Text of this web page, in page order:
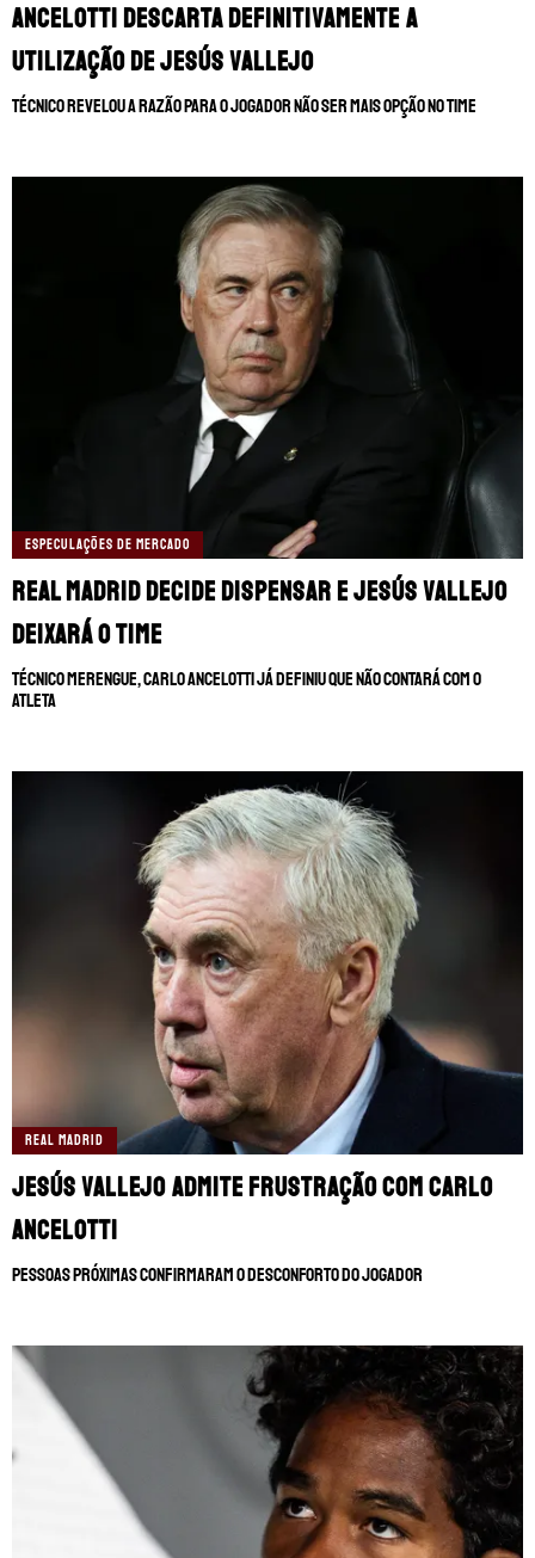
Ancelotti descarta definitivamente a
utilização de Jesús Vallejo
Técnico revelou a razão para o jogador não ser mais opção no time
ESPECULAÇÕES DE MERCADO
Real Madrid decide dispensar e Jesús Vallejo
deixará o time
Técnico merengue, Carlo Ancelotti já definiu que não contará com o
atleta
REAL MADRID
Jesús Vallejo admite frustração com Carlo
Ancelotti
Pessoas próximas confirmaram o desconforto do jogador